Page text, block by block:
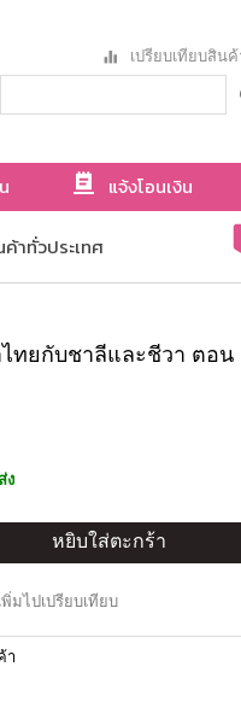
เปรียบเทียบสินค้
แจ้งโอนเงิน
าทั่วประเทศ
ทยกับชาลีและชีวา ตอน
ง
หยิบใส่ตะกร้า
พิ่มไปเปรียบเทียบ
า